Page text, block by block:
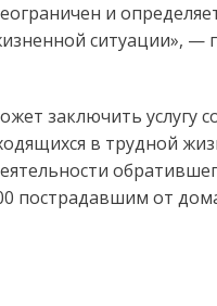
и
ситуации»,
заключить услугу
в трудной
пострадавшим от